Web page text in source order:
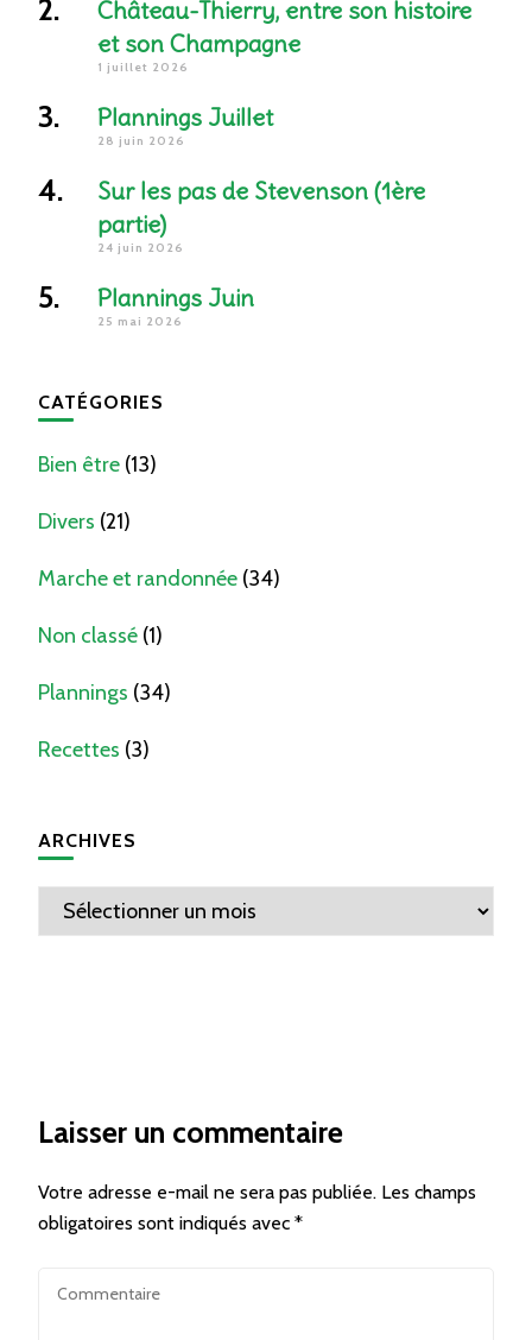
Château-Thierry, entre son histoire
et son Champagne
1 juillet 2026
Plannings Juillet
28 juin 2026
Sur les pas de Stevenson (1ère
partie)
24 juin 2026
Plannings Juin
25 mai 2026
CATÉGORIES
Bien être (13)
Divers (21)
Marche et randonnée (34)
Non classé (1)
Plannings (34)
Recettes (3)
ARCHIVES
Archives
Laisser un commentaire
Votre adresse e-mail ne sera pas publiée. Les champs
obligatoires sont indiqués avec *